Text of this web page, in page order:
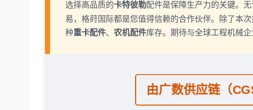
选择高品质的卡特彼勒配件是保障生产力的关键。
易，格莳国际都是您值得信赖的合作伙伴。除了本次
种重卡配件、 农机配件库存。期待与全球工程机械
由广数供应链（